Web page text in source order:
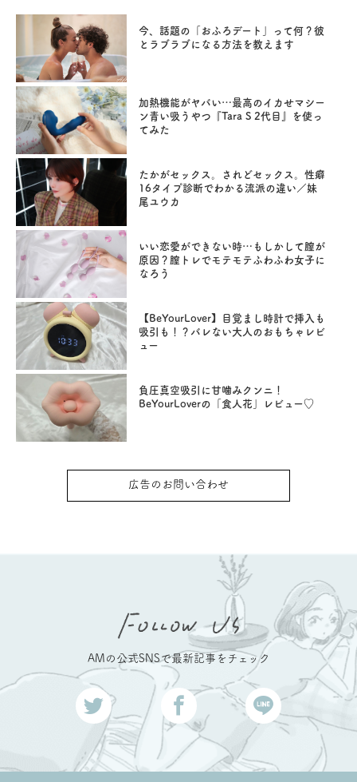
今、話題の「おふろデート」って何？彼
とラブラブになる方法を教えます
加熱機能がヤバい…最高のイカせマシー
ン青い吸うやつ『Tara S 2代目』を使っ
てみた
たかがセックス。されどセックス。性癖
16タイプ診断でわかる流派の違い／妹
尾ユウカ
いい恋愛ができない時…もしかして膣が
原因？膣トレでモテモテふわふわ女子に
なろう
【BeYourLover】目覚まし時計で挿入も
吸引も！？バレない大人のおもちゃレビ
ュー
負圧真空吸引に甘噛みクンニ！
BeYourLoverの「食人花」レビュー♡
広告のお問い合わせ
AMの公式SNSで最新記事をチェック